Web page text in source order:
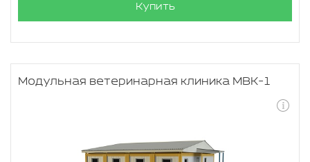
Купить
Модульная ветеринарная клиника МВК-1